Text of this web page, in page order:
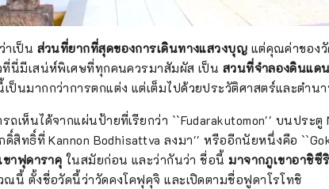
าเป็น ส่วนที่ยากที่สุดของการเดินทางแสวงบุญ แต่คุณค่าของวั
ที่นี่มีเสน่ห์พิเศษที่ทุกคนควรมาสัมผัส เป็น สวนที่จำลองดินแด
ป็นมากกว่าการตกแต่ง แต่เต็มไปด้วยประวัติศาสตร์และตำน
เห็นได้จากแผ่นป้ายที่เรียกว่า ``Fudarakutomon'' บนประตู
ดิ์สิทธิ์ที่ Kannon Bodhisattva ลงมา'' หรืออีกนัยหนึ่งคือ
ขาฟุดาราคุ ในสมัยก่อน และว่ากันว่า ชื่อนี้มาจากภูเขาอาชิซึริ
ณนี้ ตั้งชื่อวัดนี้ว่าวัดคงโคฟุคุจิ และเปิดตามชื่อฟูดาโรโทชิ